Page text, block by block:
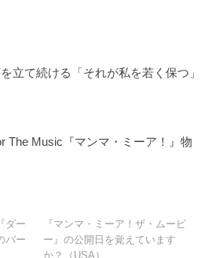
立て続ける「それが私を若く保つ」
The Music『マンマ・ミーア！』物
ダー
バー
『マンマ・ミーア！ザ・ムービ
ー』の公開日を覚えています
か？（USA）